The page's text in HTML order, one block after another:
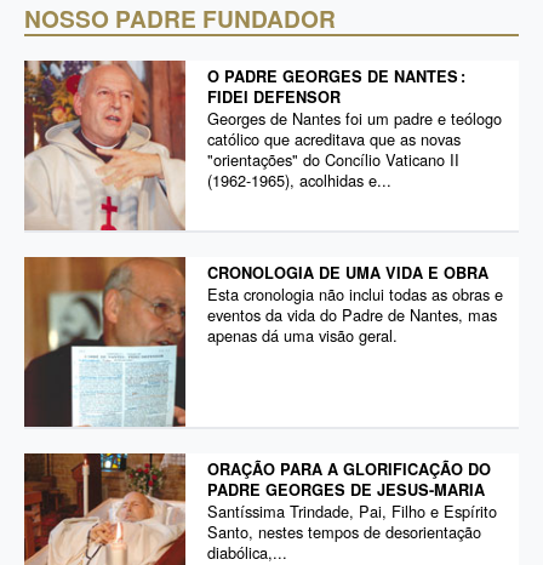
NOSSO PADRE FUNDADOR
O PADRE GEORGES DE NANTES :
FIDEI DEFENSOR
Georges de Nantes foi um padre e teólogo
católico que acreditava que as novas
"orientações" do Concílio Vaticano II
(1962-1965), acolhidas e...
CRONOLOGIA DE UMA VIDA E OBRA
Esta cronologia não inclui todas as obras e
eventos da vida do Padre de Nantes, mas
apenas dá uma visão geral.
ORAÇÃO PARA A GLORIFICAÇÃO DO
PADRE GEORGES DE JESUS-MARIA
Santíssima Trindade, Pai, Filho e Espírito
Santo, nestes tempos de desorientação
diabólica,...